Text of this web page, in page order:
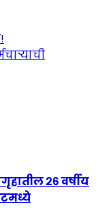
२६ वर्षीय